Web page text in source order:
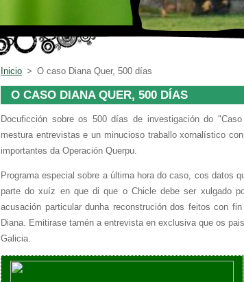
Inicio > O caso Diana Quer, 500 días
O CASO DIANA QUER, 500 DÍAS
Docuficción sobre os 500 días de investigación do
mestura entrevistas e un minucioso traballo xornalístico
importantes da Operación Querpu.
Programa especial sobre a última hora do caso, cos datos
parte do xuíz en que di que o Chicle debe ser xulgado
acusación particular dunha reconstrución dos feitos con
Diana. Emitirase tamén a entrevista en exclusiva que os
Galicia.